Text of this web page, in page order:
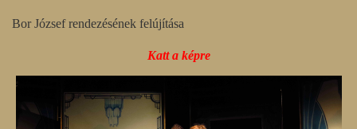
Bor József rendezésének felújítása
Katt a képre